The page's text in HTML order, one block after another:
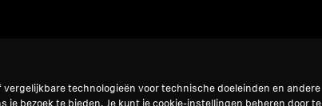
technologieën voor technische doeleinden en andere